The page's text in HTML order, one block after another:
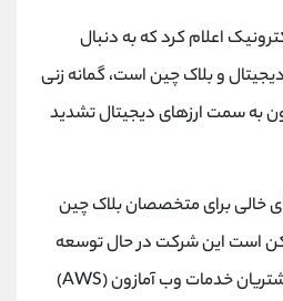
اعلام کرد که به دنبال
و بلاک چین است، گمانه زنی
به سمت ارزهای دیجیتال تشدید
اکنون بیش از 70 جای خالی برای متخصصان بلاک چین
است این شرکت در حال توسعه
خدمات وب آمازون (AWS
)